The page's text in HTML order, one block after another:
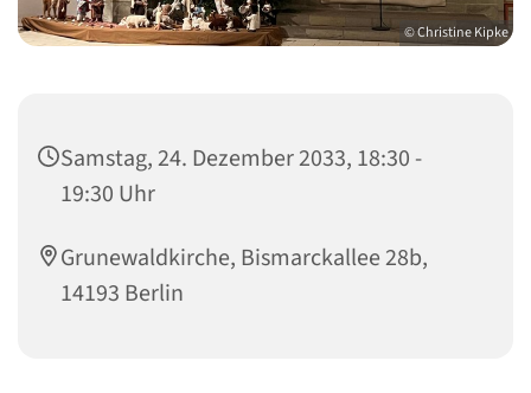
© Christine Kipke
Samstag, 24. Dezember 2033, 18:30 -
19:30 Uhr
Grunewaldkirche, Bismarckallee 28b,
14193 Berlin